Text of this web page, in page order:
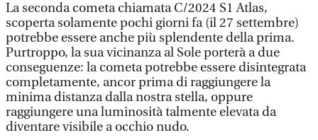
La seconda cometa chiamata C/2024 S1 Atlas,
scoperta solamente pochi giorni fa (il 27 settembre)
potrebbe essere anche più splendente della prima.
Purtroppo, la sua vicinanza al Sole porterà a due
conseguenze: la cometa potrebbe essere disintegrata
completamente, ancor prima di raggiungere la
minima distanza dalla nostra stella, oppure
raggiungere una luminosità talmente elevata da
diventare visibile a occhio nudo.